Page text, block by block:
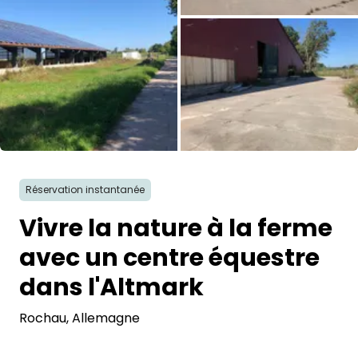
Conseils et inspirations
Récits d'aventures
Bons cadeaux
Shop
Contact
Select language
Réservation instantanée
Vivre la nature à la ferme
avec un centre équestre
dans l'Altmark
Rochau, Allemagne